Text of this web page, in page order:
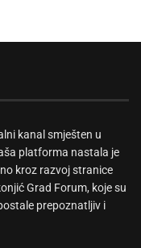
kanal smješten u
platforma nastala je
kroz razvoj stranice
Grad Forum, koje su
prepoznatljiv i